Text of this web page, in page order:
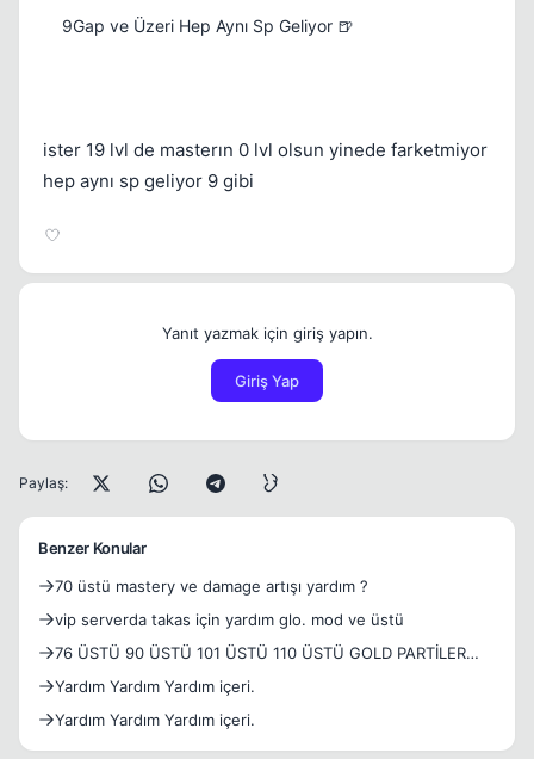
9Gap ve Üzeri Hep Aynı Sp Geliyor 🍺
ister 19 lvl de masterın 0 lvl olsun yinede farketmiyor
hep aynı sp geliyor 9 gibi
Yanıt yazmak için giriş yapın.
Giriş Yap
Paylaş:
Benzer Konular
70 üstü mastery ve damage artışı yardım ?
vip serverda takas için yardım glo. mod ve üstü
76 ÜSTÜ 90 ÜSTÜ 101 ÜSTÜ 110 ÜSTÜ GOLD PARTİLER
SATILIR
Yardım Yardım Yardım içeri.
Yardım Yardım Yardım içeri.